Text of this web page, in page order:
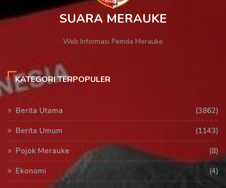
SUARA MERAUKE
Web Informasi Pemda Merauke
KATEGORI TERPOPULER
Berita Utama
(3862)
Berita Umum
(1143)
Pojok Merauke
(8)
Ekonomi
(4)